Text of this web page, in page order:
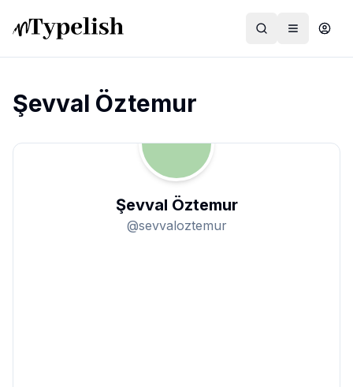
Dünya
Şevval Öztemur
Şevval Öztemur
@sevvaloztemur